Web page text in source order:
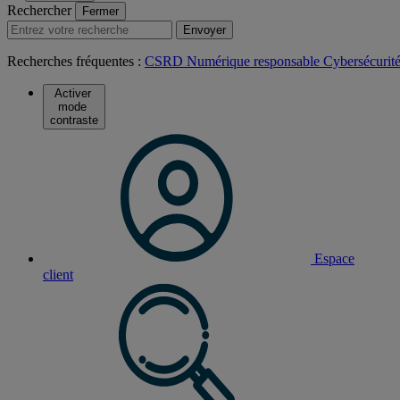
Rechercher
Fermer
Envoyer
Recherches fréquentes : CSRD Numérique responsable Cybersécurité
Activer
mode
contraste
Espace
client